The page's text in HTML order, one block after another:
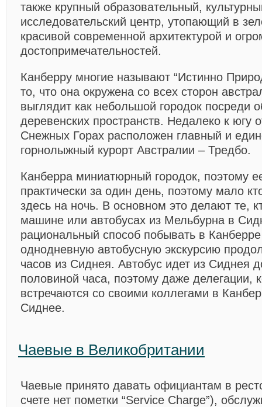
также крупный образовательный,
исследовательский центр, утопающий в
красивой современной архитектурой и
достопримечательностей.
Канберру многие называют “Истинно
то, что она окружена со всех сторон
выглядит как небольшой городок посреди
деревенских пространств. Недалеко к югу
Снежных Горах расположен главный и
горнолыжный курорт Австралии – Тредбо.
Канберра миниатюрный городок, поэтому
практически за один день, поэтому мало
здесь на ночь. В основном это делают те,
машине или автобусах из Мельбурна в
рациональный способ побывать в
однодневную автобусную экскурсию
часов из Сиднея. Автобус идет из Сиднея
половиной часа, поэтому даже делегации,
встречаются со своими коллегами в
Сиднее.
Чаевые в Великобритании
Чаевые принято давать официантам в
счете нет пометки “Service Charge”),